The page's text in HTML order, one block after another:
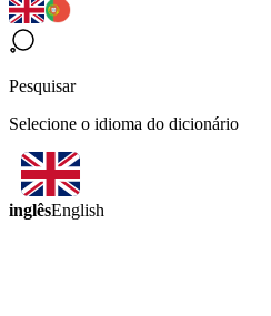
Pesquisar
Selecione o idioma do dicionário
inglêsEnglish